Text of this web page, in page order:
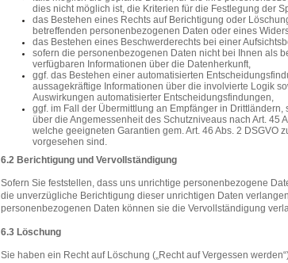
dies nicht möglich ist, die Kriterien für die Festlegung der
das Bestehen eines Rechts auf Berichtigung oder
betreffenden personenbezogenen Daten oder eines
das Bestehen eines Beschwerderechts bei einer
sofern die personenbezogenen Daten nicht bei Ihnen als
verfügbaren Informationen über die Datenherkunft,
ggf. das Bestehen einer automatisierten
aussagekräftige Informationen über die involvierte Logik
Auswirkungen automatisierter Entscheidungsfindungen,
ggf. im Fall der Übermittlung an Empfänger in
über die Angemessenheit des Schutzniveaus nach Art. 45
welche geeigneten Garantien gem. Art. 46 Abs. 2 DSGVO
vorgesehen sind.
6.2 Berichtigung und Vervollständigung
Sofern Sie feststellen, dass uns unrichtige personenbezogene
die unverzügliche Berichtigung dieser unrichtigen Daten
personenbezogenen Daten können sie die Vervollständigung
6.3 Löschung
Sie haben ein Recht auf Löschung („Recht auf Vergessen